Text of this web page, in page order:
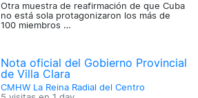
Otra muestra de reafirmación de que Cuba
no está sola protagonizaron los más de
100 miembros …
Nota oficial del Gobierno Provincial
de Villa Clara
CMHW La Reina Radial del Centro